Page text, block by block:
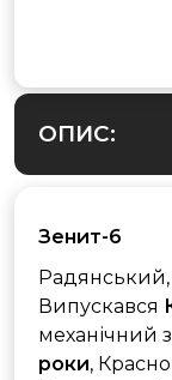
ОПИС:
Зенит-6
Випускався
механічний
роки,